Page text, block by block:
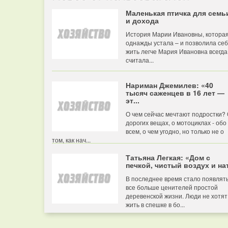
Маленькая птичка для
и дохода
История Марии Ивановны, которая
однажды устала – и позволила
жить легче Мария Ивановна всегда
считала...
Нариман Джемилев: «40
тысяч саженцев в 16 лет —
эт...
О чем сейчас мечтают подростки?
дорогих вещах, о мотоциклах - обо
всем, о чем угодно, но только не о
том, как нач...
Татьяна Легкая: «Дом с
печкой, чистый воздух и
В последнее время стало
все больше ценителей простой
деревенской жизни. Люди не хотят
жить в спешке в бо...